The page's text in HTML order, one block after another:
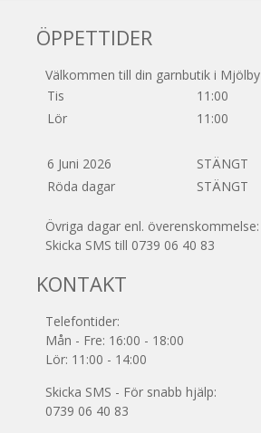
ÖPPETTIDER
Välkommen till din garnbutik i Mjölby
Tis
11:00
Lör
11:00
6 Juni 2026
STÄNGT
Röda dagar
STÄNGT
Övriga dagar enl. överenskommelse:
Skicka SMS till 0739 06 40 83
KONTAKT
Telefontider:
Mån - Fre: 16:00 - 18:00
Lör: 11:00 - 14:00
Skicka SMS - För snabb hjälp:
0739 06 40 83